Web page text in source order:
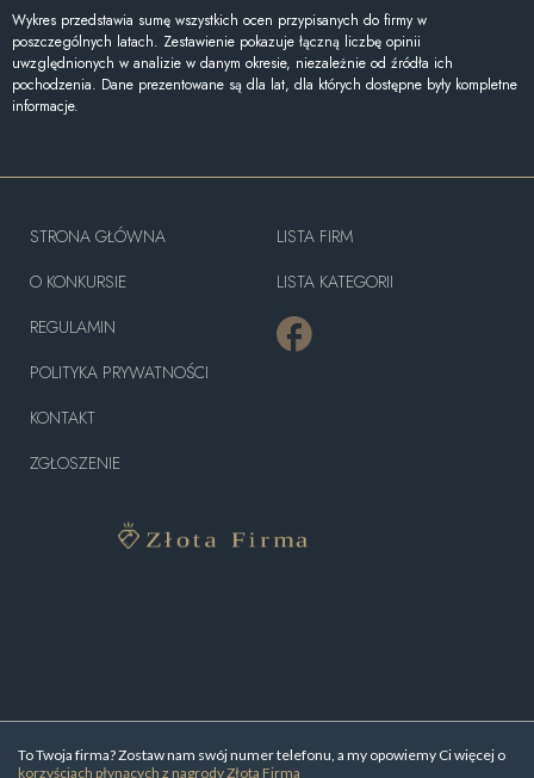
Wykres przedstawia sumę wszystkich ocen przypisanych do firmy w
poszczególnych latach. Zestawienie pokazuje łączną liczbę opinii
uwzględnionych w analizie w danym okresie, niezależnie od źródła ich
pochodzenia. Dane prezentowane są dla lat, dla których dostępne były kompletne
informacje.
To Twoja firma? Zostaw nam swój numer telefonu, a my opowiemy Ci więcej o
korzyściach płynących z nagrody Złota Firma
STRONA GŁÓWNA
O KONKURSIE
REGULAMIN
POLITYKA PRYWATNOŚCI
KONTAKT
ZGŁOSZENIE
LISTA FIRM
LISTA KATEGORII